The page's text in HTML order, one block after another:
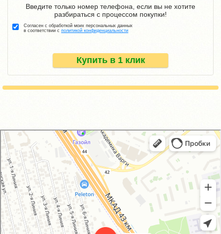
Купить в 1 клик
Введите только номер телефона, если вы не хотите
разбираться с процессом покупки!
Согласен с обработкой моих персональных данных
в соответствии с политикой конфиденциальности
GM-City&VAG-Repair
Автосервис, автотехцентр в Москве
Магазин автозапчастей и автотоваров в Москве